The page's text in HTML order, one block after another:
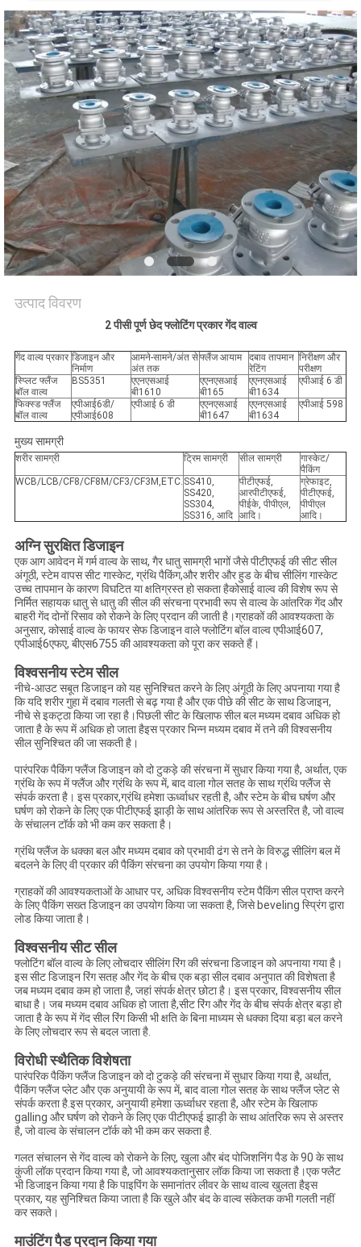
समाचार
उद्धरण
मांगें
साइटमैप
PRIVACY
POLICY
उत्पाद विवरण
2 पीसी पूर्ण छेद फ्लोटिंग प्रकार गेंद वाल्व
गेंद वाल्व प्रकार डिजाइन और
निर्माण
आमने-सामने/अंत से
अंत तक
फ्लैंज आयाम
दबाव तापमान
रेटिंग
निरीक्षण और
परीक्षण
स्प्लिट फ्लैंज
बॉल वाल्व
BS5351
एएनएसआई
बी1610
एएनएसआई
बी165
एएनएसआई
बी1634
एपीआई 6 डी
फिक्स्ड फ्लैंज
बॉल वाल्व
एपीआई6डी/
एपीआई608
एपीआई 6 डी
एएनएसआई
बी1647
एएनएसआई
बी1634
एपीआई 598
मुख्य सामग्री
शरीर सामग्री ट्रिम सामग्री सील सामग्री
गास्केट/
पैकिंग
WCB/LCB/CF8/CF8M/CF3/CF3M,ETC. SS410,
SS420,
SS304,
SS316, आदि
पीटीएफई,
आरपीटीएफई,
पीईके, पीपीएल,
आदि।
ग्रेफाइट,
पीटीएफई,
पीपीएल
आदि।
अग्नि सुरक्षित डिजाइन
एक आग आवेदन में गर्म वाल्व के साथ, गैर धातु सामग्री भागों जैसे पीटीएफई की सीट सील
अंगूठी, स्टेम वापस सीट गास्केट, ग्रंथि पैकिंग,और शरीर और हुड के बीच सीलिंग गास्केट
उच्च तापमान के कारण विघटित या क्षतिग्रस्त हो सकता हैकोसाई वाल्व की विशेष रूप से
निर्मित सहायक धातु से धातु की सील की संरचना प्रभावी रूप से वाल्व के आंतरिक गेंद और
बाहरी गेंद दोनों रिसाव को रोकने के लिए प्रदान की जाती है।ग्राहकों की आवश्यकता के
अनुसार, कोसाई वाल्व के फायर सेफ डिजाइन वाले फ्लोटिंग बॉल वाल्व एपीआई607,
एपीआई6एफए, बीएस6755 की आवश्यकता को पूरा कर सकते हैं।
विश्वसनीय स्टेम सील
नीचे-आउट सबूत डिजाइन को यह सुनिश्चित करने के लिए अंगूठी के लिए अपनाया गया है
कि यदि शरीर गुहा में दबाव गलती से बढ़ गया है और एक पीछे की सीट के साथ डिजाइन,
नीचे से इकट्ठा किया जा रहा है।पिछली सीट के खिलाफ सील बल मध्यम दबाव अधिक हो
जाता है के रूप में अधिक हो जाता हैइस प्रकार भिन्न मध्यम दबाव में तने की विश्वसनीय
सील सुनिश्चित की जा सकती है।
पारंपरिक पैकिंग फ्लैंज डिजाइन को दो टुकड़े की संरचना में सुधार किया गया है, अर्थात, एक
ग्रंथि के रूप में फ्लैंज और ग्रंथि के रूप में, बाद वाला गोल सतह के साथ ग्रंथि फ्लैंज से
संपर्क करता है। इस प्रकार,ग्रंथि हमेशा ऊर्ध्वाधर रहती है, और स्टेम के बीच घर्षण और
घर्षण को रोकने के लिए एक पीटीएफई झाड़ी के साथ आंतरिक रूप से अस्तरित है, जो वाल्व
के संचालन टॉर्क को भी कम कर सकता है।
ग्रंथि फ्लैंज के धक्का बल और मध्यम दबाव को प्रभावी ढंग से तने के विरुद्ध सीलिंग बल में
बदलने के लिए वी प्रकार की पैकिंग संरचना का उपयोग किया गया है।
ग्राहकों की आवश्यकताओं के आधार पर, अधिक विश्वसनीय स्टेम पैकिंग सील प्राप्त करने
के लिए पैकिंग सख्त डिजाइन का उपयोग किया जा सकता है, जिसे beveling स्प्रिंग द्वारा
लोड किया जाता है।
विश्वसनीय सीट सील
फ्लोटिंग बॉल वाल्व के लिए लोचदार सीलिंग रिंग की संरचना डिजाइन को अपनाया गया है।
इस सीट डिजाइन रिंग सतह और गेंद के बीच एक बड़ा सील दबाव अनुपात की विशेषता है
जब मध्यम दबाव कम हो जाता है, जहां संपर्क क्षेत्र छोटा है। इस प्रकार, विश्वसनीय सील
बाधा है। जब मध्यम दबाव अधिक हो जाता है,सीट रिंग और गेंद के बीच संपर्क क्षेत्र बड़ा हो
जाता है के रूप में गेंद सील रिंग किसी भी क्षति के बिना माध्यम से धक्का दिया बड़ा बल करने
के लिए लोचदार रूप से बदल जाता है.
विरोधी स्थैतिक विशेषता
पारंपरिक पैकिंग फ्लैंज डिजाइन को दो टुकड़े की संरचना में सुधार किया गया है, अर्थात,
पैकिंग फ्लैंज प्लेट और एक अनुयायी के रूप में, बाद वाला गोल सतह के साथ फ्लैंज प्लेट से
संपर्क करता है.इस प्रकार, अनुयायी हमेशा ऊर्ध्वाधर रहता है, और स्टेम के खिलाफ
galling और घर्षण को रोकने के लिए एक पीटीएफई झाड़ी के साथ आंतरिक रूप से अस्तर
है, जो वाल्व के संचालन टॉर्क को भी कम कर सकता है.
गलत संचालन से गेंद वाल्व को रोकने के लिए, खुला और बंद पोजिशनिंग पैड के 90 के साथ
कुंजी लॉक प्रदान किया गया है, जो आवश्यकतानुसार लॉक किया जा सकता है।एक फ्लैट
भी डिजाइन किया गया है कि पाइपिंग के समानांतर लीवर के साथ वाल्व खुलता हैइस
प्रकार, यह सुनिश्चित किया जाता है कि खुले और बंद के वाल्व संकेतक कभी गलती नहीं
कर सकते।
माउंटिंग पैड प्रदान किया गया